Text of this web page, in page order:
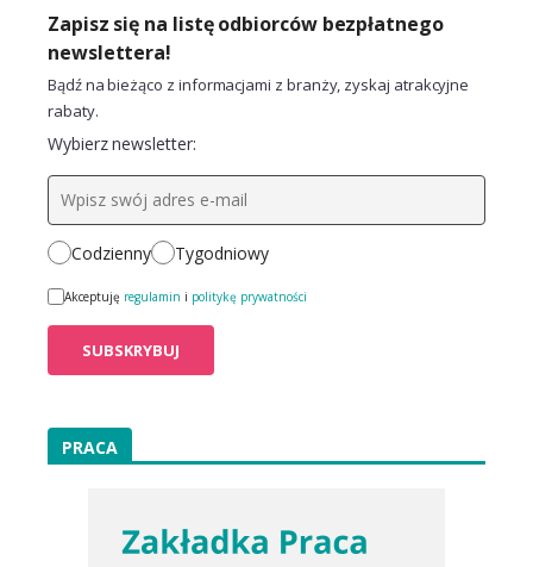
Zapisz się na listę odbiorców bezpłatnego
newslettera!
Bądź na bieżąco z informacjami z branży, zyskaj atrakcyjne
rabaty.
Wybierz newsletter:
Codzienny Tygodniowy
Akceptuję regulamin i politykę prywatności
PRACA